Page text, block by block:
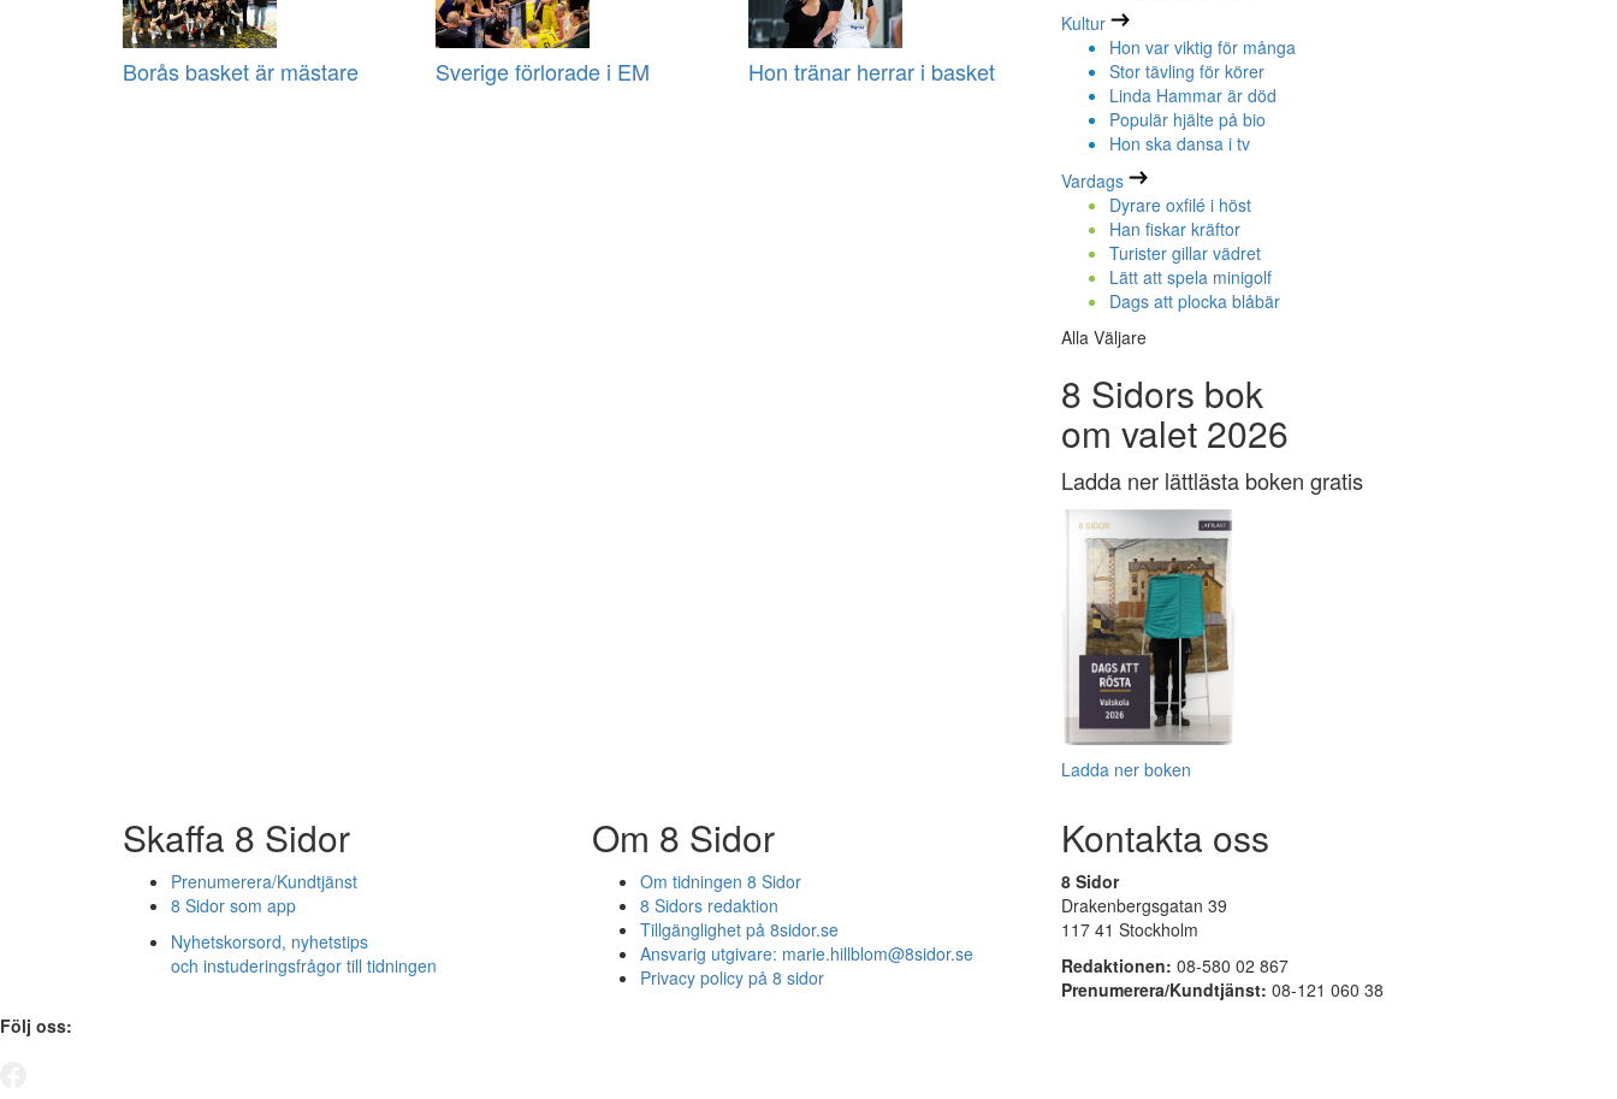
Borås basket är mästare Sverige förlorade i EM Hon tränar herrar i basket
Kultur
Hon var viktig för många
Stor tävling för körer
Linda Hammar är död
Populär hjälte på bio
Hon ska dansa i tv
Vardags
Dyrare oxfilé i höst
Han fiskar kräftor
Turister gillar vädret
Lätt att spela minigolf
Dags att plocka blåbär
Alla Väljare
8 Sidors bok
om valet 2026
Ladda ner lättlästa boken gratis
Ladda ner boken
Skaffa 8 Sidor
Prenumerera/Kundtjänst
8 Sidor som app
Nyhetskorsord, nyhetstips
och instuderingsfrågor till tidningen
Om 8 Sidor
Om tidningen 8 Sidor
8 Sidors redaktion
Tillgänglighet på 8sidor.se
Ansvarig utgivare: marie.hillblom@8sidor.se
Privacy policy på 8 sidor
Kontakta oss
8 Sidor
Drakenbergsgatan 39
117 41 Stockholm
Redaktionen: 08-580 02 867
Prenumerera/Kundtjänst: 08-121 060 38
Följ oss: